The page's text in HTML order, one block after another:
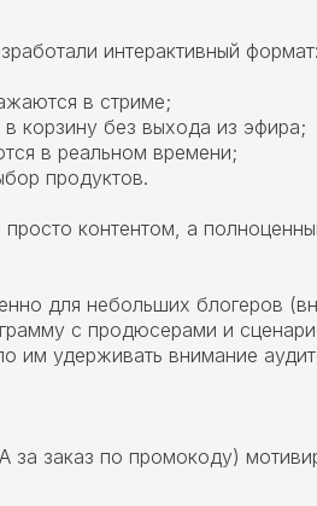
интерактивный формат:
в стриме;
в корзину без выхода из эфира;
в реальном времени;
продуктов.
просто контентом, а
для небольших блогеров
с продюсерами и
им удерживать внимание
за заказ по промокоду)